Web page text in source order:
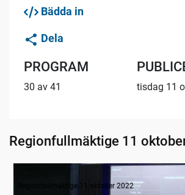
Bädda in
Dela
PROGRAM
30 av 41 tisdag 11
Regionfullmäktige 11
Regionfullmäktige 11 oktober 2022